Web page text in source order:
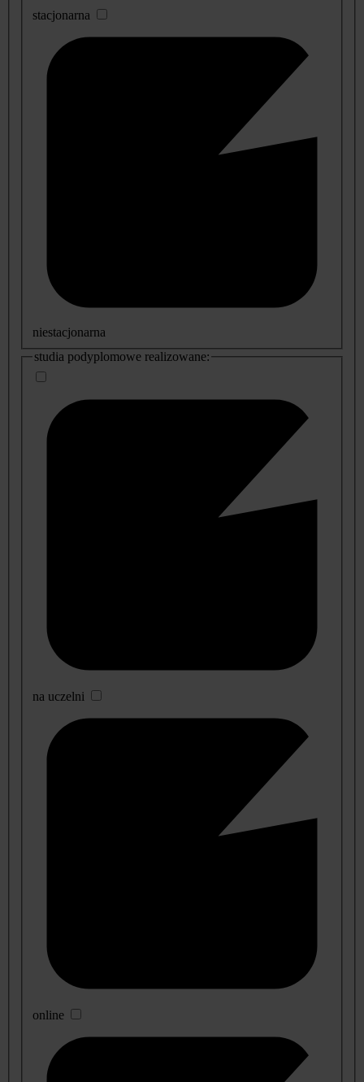
stacjonarna
niestacjonarna
studia podyplomowe realizowane:
na uczelni
online